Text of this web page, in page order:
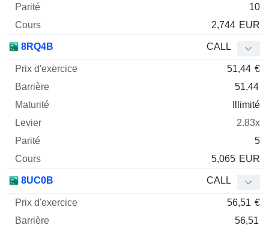
10
2,744 EUR
8RQ4B CALL
51,44 €
51,44
Illimité
2.83x
5
5,065 EUR
8UC0B CALL
56,51 €
56,51